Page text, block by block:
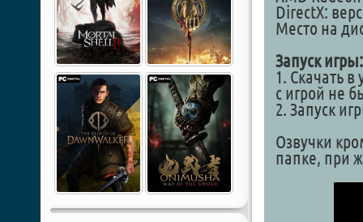
DirectX:
Место на
Запуск игры:
1. Скачать
с игрой не
2. Запуск
Озвучки
папке, при